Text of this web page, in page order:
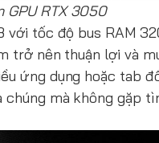
GPU RTX 3050
với tốc độ bus RAM
trở nên thuận lợi và
ứng dụng hoặc tab
chúng mà không gặp